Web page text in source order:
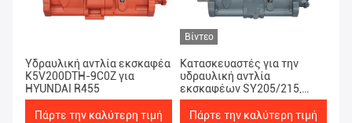
Υδραυλική αντλία εκσκαφέα
K5V200DTH-9C0Z για
HYUNDAI R455
Πάρτε την καλύτερη τιμή
Βίντεο
Κατασκευαστές για την
υδραυλική αντλία
εκσκαφέων SY205/215,
K3V112DTP-9T8L σκούρο
γκρι, K3V112DTP-9T8L
Πάρτε την καλύτερη τιμή